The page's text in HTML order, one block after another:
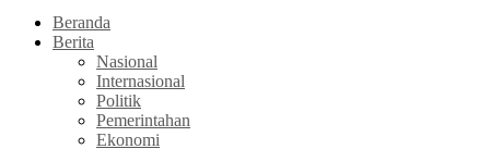
Beranda
Berita
Nasional
Internasional
Politik
Pemerintahan
Ekonomi